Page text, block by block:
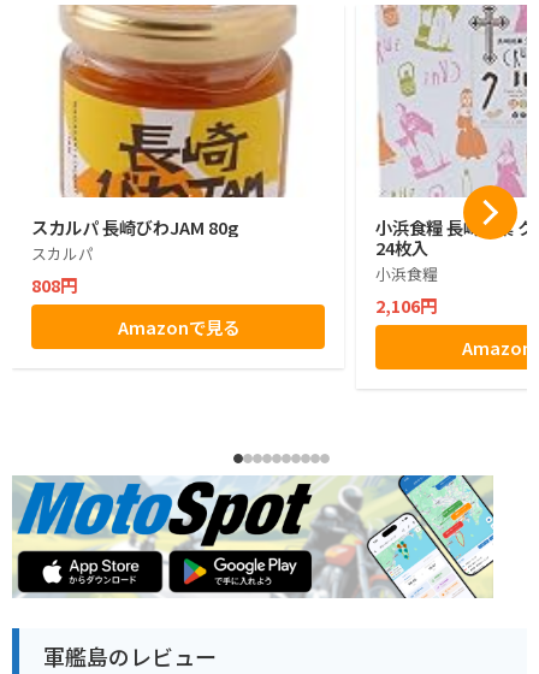
スカルパ 長崎びわJAM 80g
スカルパ
808円
Amazonで見る
小浜食糧 長崎銘菓
24枚入
小浜食糧
2,106円
Amazon
軍艦島のレビュー